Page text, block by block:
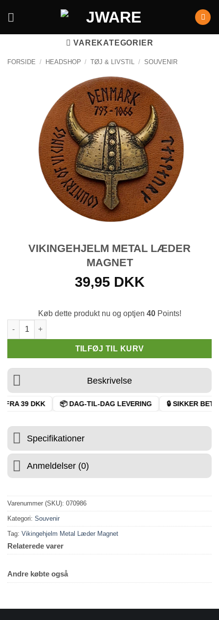
VAREKATEGORIER
FORSIDE / HEADSHOP / TØJ & LIVSTIL / SOUVENIR
VIKINGEHJELM METAL LÆDER
MAGNET
39,95 DKK
Køb dette produkt nu og optjen 40Points!
Vikingehjelm Metal Læder Magnet antal
TILFØJ TIL KURV
Beskrivelse
39 DKK 📦 DAG-TIL-DAG LEVERING 🔒 SIKKER
Specifikationer
Anmeldelser (0)
Varenummer (SKU): 070986
Kategori: Souvenir
Tag: Vikingehjelm Metal Læder Magnet
Relaterede varer
Andre købte også